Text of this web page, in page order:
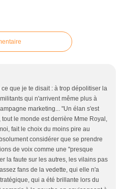
que je te disait : à trop dépolitiser la
qui n'arrivent même plus à
marketing... "Un élan s'est
tout le monde est derrière Mme Royal,
fait le choix du moins pire au
considérer que se prendre
de voix comme une "presque
la faute sur les autres, les vilains pas
fans de la vedette, qui elle n'a
qui a été brillante lors du